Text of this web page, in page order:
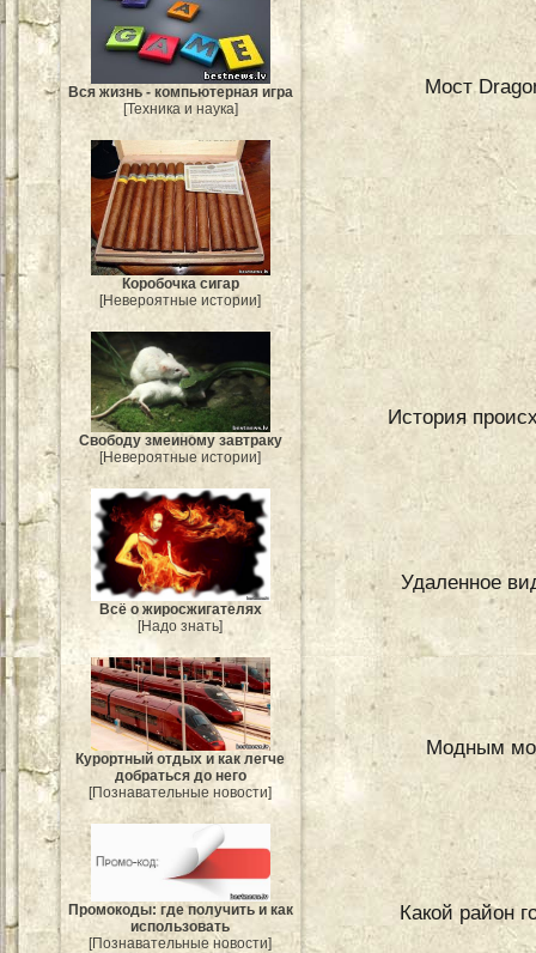
Вся жизнь - компьютерная игра
[Техника и наука]
Коробочка сигар
[Невероятные истории]
Свободу змеиному завтраку
[Невероятные истории]
Всё о жиросжигателях
[Надо знать]
Курортный отдых и как легче
добраться до него
[Познавательные новости]
Промокоды: где получить и как
использовать
[Познавательные новости]
Мост
История
Удаленное
Модным
Какой район